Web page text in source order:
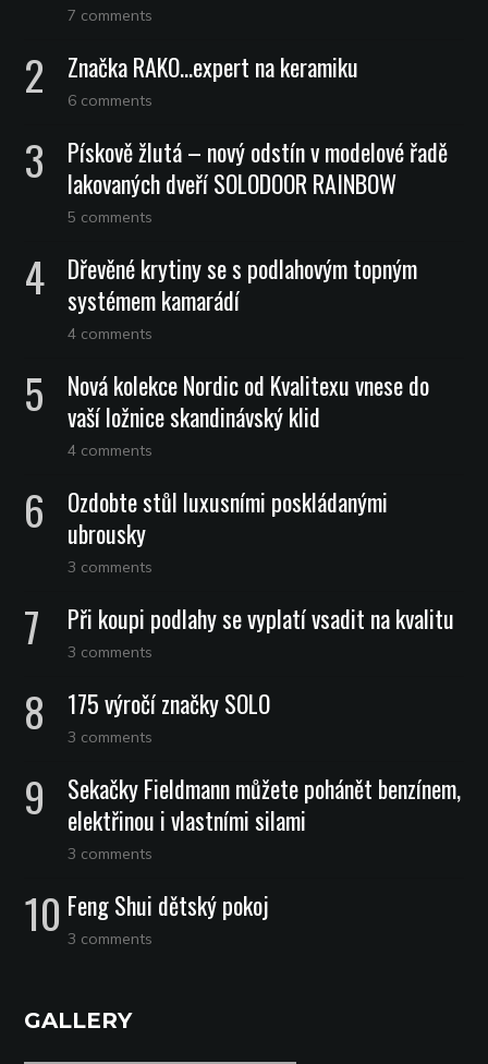
7 comments
Značka RAKO…expert na keramiku
6 comments
Pískově žlutá – nový odstín v modelové řadě
lakovaných dveří SOLODOOR RAINBOW
5 comments
Dřevěné krytiny se s podlahovým topným
systémem kamarádí
4 comments
Nová kolekce Nordic od Kvalitexu vnese do
vaší ložnice skandinávský klid
4 comments
Ozdobte stůl luxusními poskládanými
ubrousky
3 comments
Při koupi podlahy se vyplatí vsadit na kvalitu
3 comments
175 výročí značky SOLO
3 comments
Sekačky Fieldmann můžete pohánět benzínem,
elektřinou i vlastními silami
3 comments
Feng Shui dětský pokoj
3 comments
GALLERY